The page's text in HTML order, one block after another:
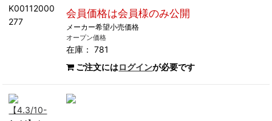
K00112000
277
会員価格は会員様のみ公開
メーカー希望小売価格
オープン価格
在庫： 781
ご注文にはログインが必要です